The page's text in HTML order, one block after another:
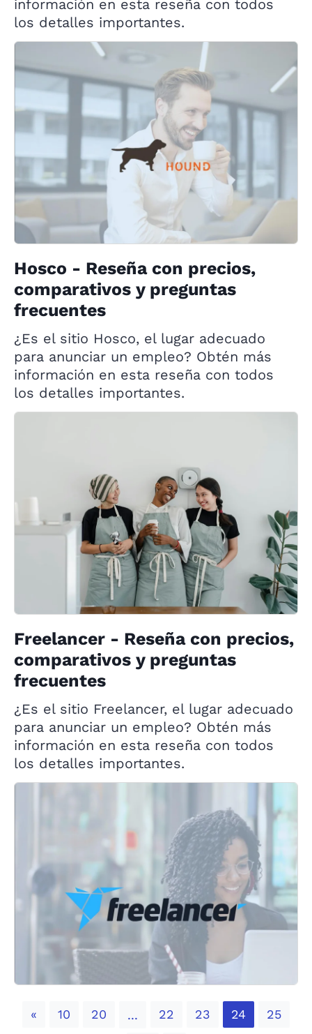
información en esta reseña con todos
los detalles importantes.
Hosco - Reseña con precios,
comparativos y preguntas
frecuentes
¿Es el sitio Hosco, el lugar adecuado
para anunciar un empleo? Obtén más
información en esta reseña con todos
los detalles importantes.
Freelancer - Reseña con precios,
comparativos y preguntas
frecuentes
¿Es el sitio Freelancer, el lugar adecuado
para anunciar un empleo? Obtén más
información en esta reseña con todos
los detalles importantes.
« Previous
10 20 ... 22 23 24 25